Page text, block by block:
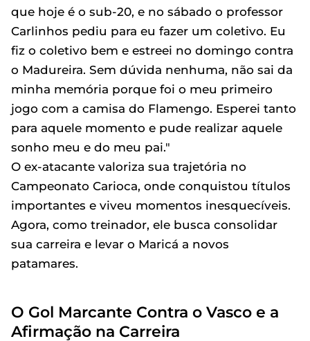
que hoje é o sub-20, e no sábado o professor
Carlinhos pediu para eu fazer um coletivo. Eu
fiz o coletivo bem e estreei no domingo contra
o Madureira. Sem dúvida nenhuma, não sai da
minha memória porque foi o meu primeiro
jogo com a camisa do Flamengo. Esperei tanto
para aquele momento e pude realizar aquele
sonho meu e do meu pai."
O ex-atacante valoriza sua trajetória no
Campeonato Carioca, onde conquistou títulos
importantes e viveu momentos inesquecíveis.
Agora, como treinador, ele busca consolidar
sua carreira e levar o Maricá a novos
patamares.
O Gol Marcante Contra o Vasco e a
Afirmação na Carreira